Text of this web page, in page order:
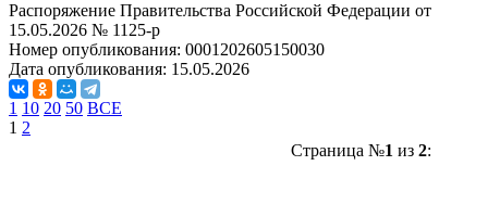
Распоряжение Правительства Российской Федерации от
15.05.2026 № 1125-р
Номер опубликования: 0001202605150030
Дата опубликования: 15.05.2026
1 10 20 50 ВСЕ
1 2
Страница №1 из 2: